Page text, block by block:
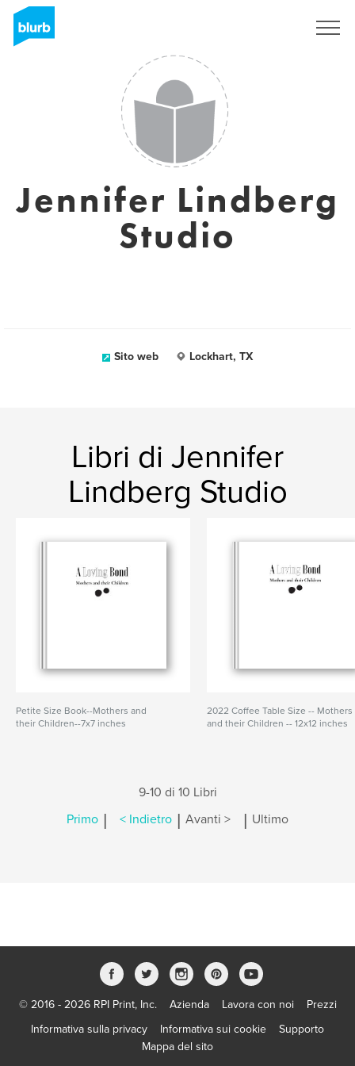
Jennifer Lindberg
Studio
Sito web Lockhart, TX
Libri di Jennifer
Lindberg Studio
Petite Size Book--Mothers and
their Children--7x7 inches
2022 Coffee Table Size -- Mothers
and their Children -- 12x12 inches
9-10 di 10 Libri
Primo | < Indietro | Avanti > | Ultimo
© 2016 - 2026 RPI Print, Inc. Azienda Lavora con noi
Prezzi
Informativa sulla privacy
Informativa sui cookie
Supporto
Mappa del sito